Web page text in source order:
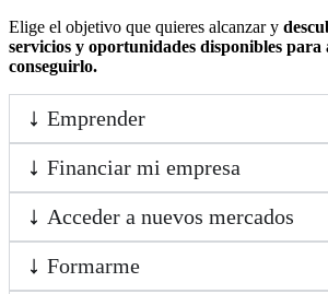
Elige el objetivo que quieres alcanzar y
servicios y oportunidades disponibles para
conseguirlo.
Emprender
Financiar mi empresa
Acceder a nuevos mercados
Formarme